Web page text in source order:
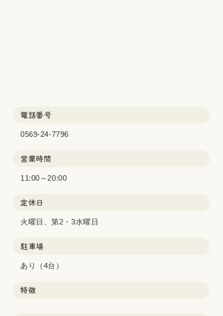
電話番号
0569-24-7796
営業時間
11:00～20:00
定休日
火曜日、第2・3水曜日
駐車場
あり（4台）
特徴